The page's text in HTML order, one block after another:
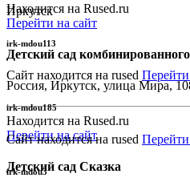
Находится на Rused.ru
Перейти на сайт
Детский сад
Россия, Иркутск, улица Мира,
Находится на Rused.ru
Перейти на сайт
Детский сад Сказка
Иркутск
irk-mdou113
Сайт находится на rused
irk-mdou185
Сайт находится на rused
irk-mdou3